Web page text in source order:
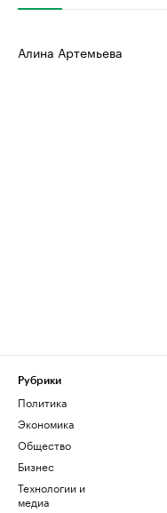
Алина Артемьева
Рубрики
Политика
Экономика
Общество
Бизнес
Технологии и
медиа